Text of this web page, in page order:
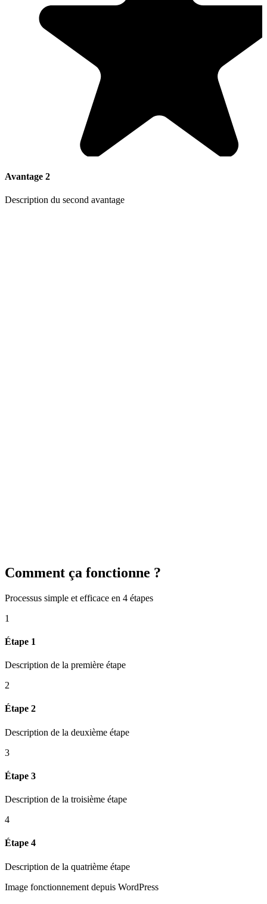
Avantage 2
Description du second avantage
Comment ça fonctionne ?
Processus simple et efficace en 4 étapes
1
Étape 1
Description de la première étape
2
Étape 2
Description de la deuxième étape
3
Étape 3
Description de la troisième étape
4
Étape 4
Description de la quatrième étape
Image fonctionnement depuis WordPress